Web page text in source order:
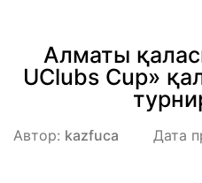
Алматы
UClubs Cup»
Автор: kazfuca Дата